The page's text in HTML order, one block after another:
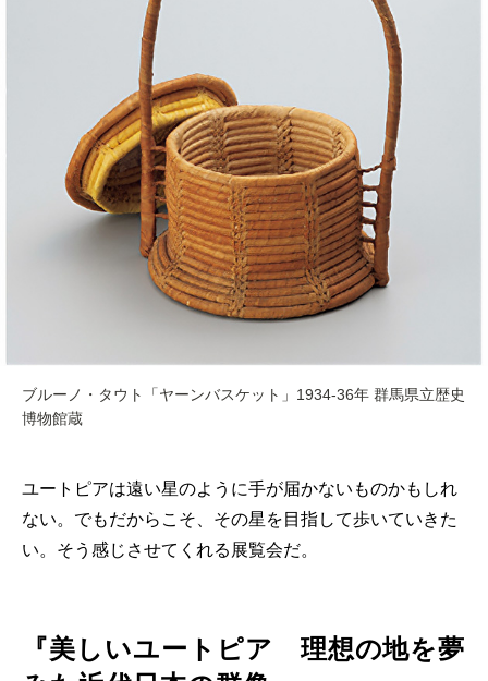
ブルーノ・タウト「ヤーンバスケット」1934-36年 群馬県立歴史
博物館蔵
ユートピアは遠い星のように手が届かないものかもしれ
ない。でもだからこそ、その星を目指して歩いていきた
い。そう感じさせてくれる展覧会だ。
『美しいユートピア 理想の地を夢